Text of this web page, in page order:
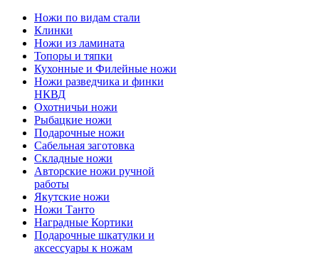
Ножи по видам стали
Клинки
Ножи из ламината
Топоры и тяпки
Кухонные и Филейные ножи
Ножи разведчика и финки
НКВД
Охотничьи ножи
Рыбацкие ножи
Подарочные ножи
Сабельная заготовка
Складные ножи
Авторские ножи ручной
работы
Якутские ножи
Ножи Танто
Наградные Кортики
Подарочные шкатулки и
аксессуары к ножам